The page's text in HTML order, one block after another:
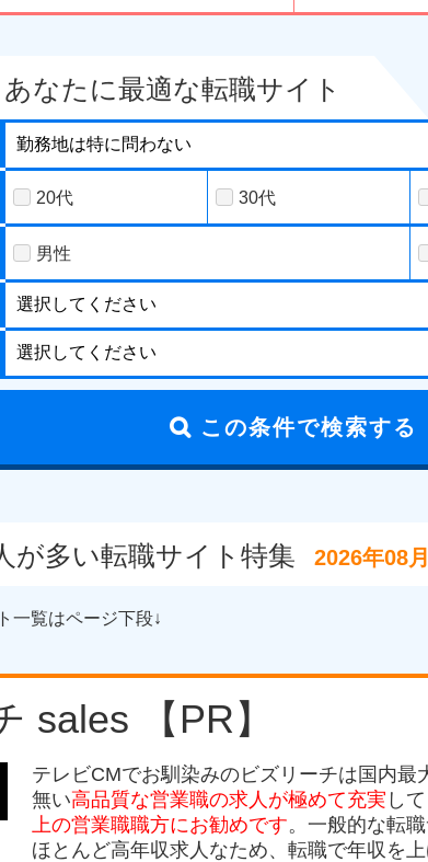
なたに最適な転職サイト
20代 30代
男性
が多い転職サイト特集 2026年08
一覧はページ下段↓
sales 【PR】
テレビCMでお馴染みのビズリーチは国内
無い高品質な営業職の求人が極めて充実 し
上の営業職職方にお勧めです。一般的な転
ほとんど高年収求人なため、転職で年収を